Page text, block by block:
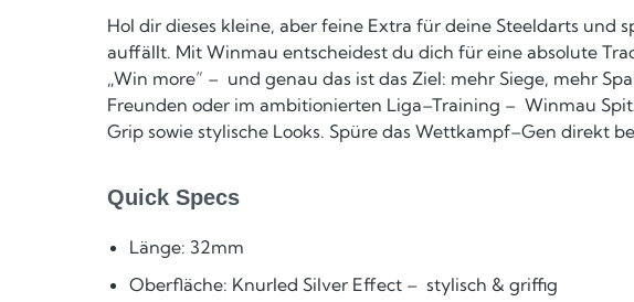
Hol dir dieses kleine, aber feine Extra für deine Steeldarts
auffällt. Mit Winmau entscheidest du dich für eine absolute
„Win more” – und genau das ist das Ziel: mehr Siege, mehr
Freunden oder im ambitionierten Liga–Training – Winmau
Grip sowie stylische Looks. Spüre das Wettkampf–Gen direkt
Quick Specs
Länge: 32mm
Oberfläche: Knurled Silver Effect – stylisch & griffig